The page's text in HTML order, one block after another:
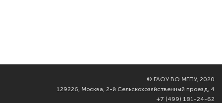
© ГАОУ ВО МГПУ, 2020
129226, Москва, 2-й Сельскохозяйственный проезд, 4
+7 (499) 181-24-62